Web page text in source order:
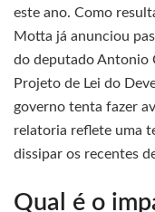
este ano. Como
Motta já anunciou
do deputado Antonio
Projeto de Lei do
governo tenta fazer
relatoria reflete uma
dissipar os recentes
Qual é o